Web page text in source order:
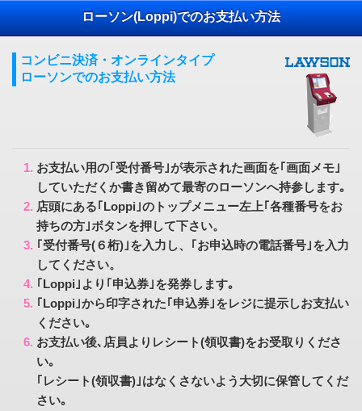
ローソン(Loppi)でのお支払い方法
コンビニ決済・オンラインタイプ
ローソンでのお支払い方法
お支払い用の｢受付番号｣が表示された画面を｢画面メモ｣
していただくか書き留めて最寄のローソンへ持参します｡
店頭にある｢Loppi｣のトップメニュー左上｢各種番号をお
持ちの方｣ボタンを押して下さい。
｢受付番号(６桁)｣を入力し、｢お申込時の電話番号｣を入力
してください。
｢Loppi｣より｢申込券｣を発券します｡
｢Loppi｣から印字された｢申込券｣をレジに提示しお支払い
ください｡
お支払い後､店員よりレシート(領収書)をお受取りくださ
い｡
｢レシート(領収書)｣はなくさないよう大切に保管してくだ
さい｡